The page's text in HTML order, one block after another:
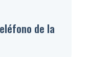
de la